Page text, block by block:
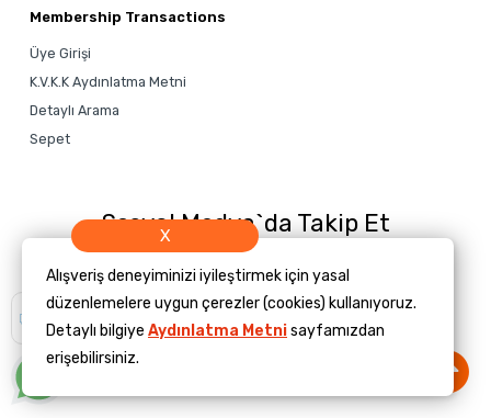
Membership Transactions
Üye Girişi
K.V.K.K Aydınlatma Metni
Detaylı Arama
Sepet
Sosyal Medya`da Takip Et
Size yardımcı
misiniz?
X
Alışveriş deneyiminizi iyileştirmek için yasal
düzenlemelere uygun çerezler (cookies) kullanıyoruz.
Detaylı bilgiye Aydınlatma Metnisayfamızdan
erişebilirsiniz.